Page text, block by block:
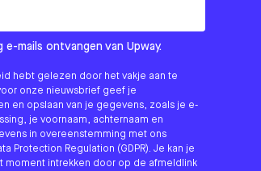
e-mails ontvangen van Upway.
hebt gelezen door het vakje aan te
onze nieuwsbrief geef je
en opslaan van je gegevens, zoals je e-
je voornaam, achternaam en
in overeenstemming met ons
Protection Regulation (GDPR). Je kan je
moment intrekken door op de afmeldlink